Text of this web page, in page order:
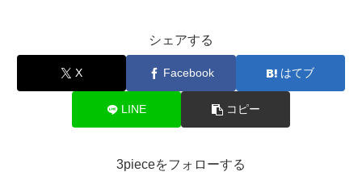
シェアする
X Facebook はてブ
LINE コピー
3pieceをフォローする